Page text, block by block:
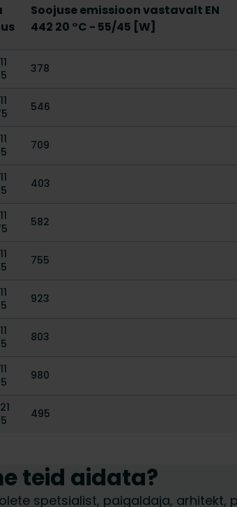
Soojuse emissioon vastavalt EN
442 20 °C - 55/45 [W]
378
546
709
403
582
755
923
803
980
495
teid aidata?
spetsialist, paigaldaja,